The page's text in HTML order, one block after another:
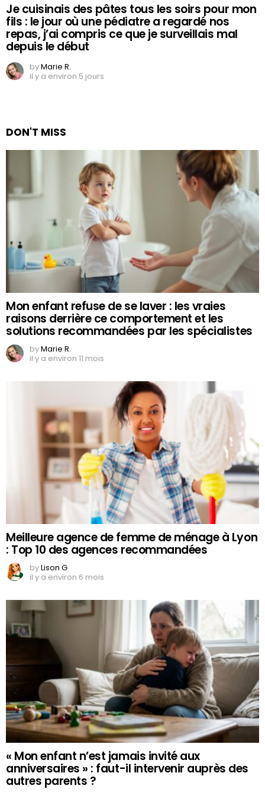
Je cuisinais des pâtes tous les soirs pour mon
fils : le jour où une pédiatre a regardé nos
repas, j’ai compris ce que je surveillais mal
depuis le début
byMarie R.
il y a environ 5 jours
DON'T MISS
Mon enfant refuse de se laver : les vraies
raisons derrière ce comportement et les
solutions recommandées par les spécialistes
byMarie R.
il y a environ 11 mois
Meilleure agence de femme de ménage à Lyon
: Top 10 des agences recommandées
byLison G
il y a environ 6 mois
« Mon enfant n’est jamais invité aux
anniversaires » : faut-il intervenir auprès des
autres parents ?